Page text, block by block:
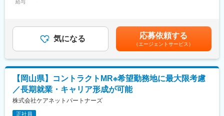
とクライアントとの信頼関係を築いていきます。
【CSO所属のMRとは】
医薬品・医療機器メーカーなどから依頼を受け、クライアントの
営業活動を受託する企業のことです。
正社員のMRとして働きながら、経験次第でメーカー側への転籍の
チャンスもございます◎
【魅力ポイント】
給与
給与補足＞※給与詳細は経験・能力・資格等を踏まえて同社規定に
より決定■昇給：年1回■年収例：・718万円／28歳／年俸500万円
＋営業日当＋インセンティブ（未経験入社4年目）賃金はあくまで
も目安の金額であり、選考を通じて上下する可能性があります。
月給(月額)は固定手当を含めた表記です。
気になる 応募依頼する
（エージェントサービス）
【岡山県】コントラクトMR※希望勤務地に最大限考慮
／長期就業・キャリア形成が可能
株式会社ケアネットパートナーズ
正社員